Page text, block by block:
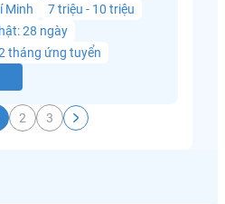
Minh
7 triệu - 10 triệu
28 ngày
tháng ứng tuyển
2 3